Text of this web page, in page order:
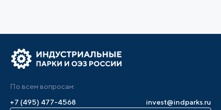
По всем вопросам:
+7 (495) 477-4568
invest@indparks.ru